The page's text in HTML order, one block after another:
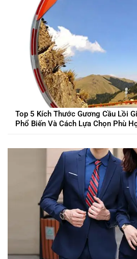
Top 5 Kích Thước Gương Cầu Lồi
Phổ Biến Và Cách Lựa Chọn Phù